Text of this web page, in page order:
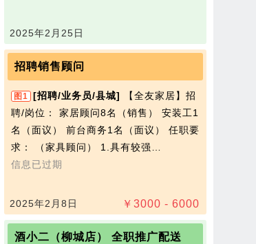
2025年2月25日
招聘销售顾问
图1 [招聘/业务员/县城]
【全友家居】招
聘/岗位： 家居顾问8名（销售） 安装工1
名（面议） 前台商务1名（面议） 任职要
求： （家具顾问） 1.具有较强…
信息已过期
￥ 3000 - 6000
2025年2月8日
酒小二（柳城店） 全职推广配送